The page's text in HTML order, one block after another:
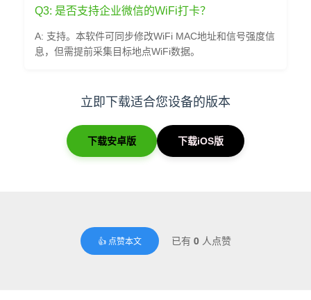
Q3: 是否支持企业微信的WiFi打卡？
A: 支持。本软件可同步修改WiFi MAC地址和信号强度信
息，但需提前采集目标地点WiFi数据。
立即下载适合您设备的版本
下载安卓版 下载iOS版
👍 点赞本文 已有 0人点赞